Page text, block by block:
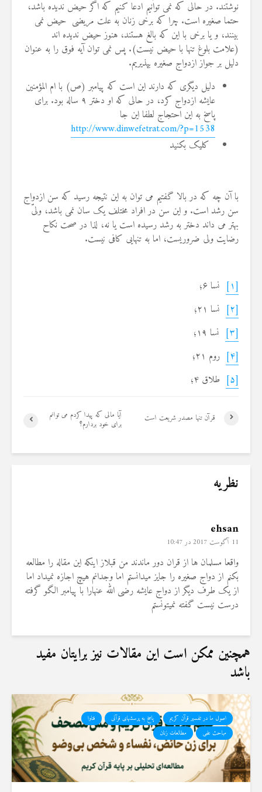
نوشتند. در حالی که نمی توانیم ادعا کنیم که اگر حیض ندیده باشد،
حتما صغیره است. چرا که برخی زنان به علت مریضی حیض نمی
بینند، و یا برخی با این که بالغ هستند، هنوز حیض ندیده اند
(علامت بلوغ تنها با حیض نیست). پس نمی توان آیه فوق را به عنوان
دلیل بر جواز ازدواج صغیره بپذیریم.
دلیل دیگری که دارند این است که پیامبر (ص) با ام المؤمنین
عایشه ازدواج کرد، در حالی که او دختر ۹ ساله بود. برای
پاسخ به این احتجاج لطفا این جا
http://www.dinwefetrat.com/?p=1538
کلیک بکنید
با آن چه که در بالا گفتیم می توان به این نتیجه رسید که سن ازدواج
سن رشد است. و این سن در افراد مختلف یک سان نمی باشد، ولیّ
بهتر می داند دختر به رشد رسیده است یا نه، لذا در صحت نکاح
رضایت ولی ضروریست، اما به تنهایی کافی نیست.
[۱]
نسا ۶؛
[۲]
نسا ۲۱؛
[۳]
نسا ۱۹؛
[۴]
روم ۲۱؛
[۵]
طلاق ۴؛
آیا مالی که پیدا کردم می توانم
برای خود بردارم؟
قرآن تنها مصدر شریعت است
نظریه
ehsan
11 آگوست 2017 در 10:47
واقعا مسلمان ها از قران دور ماندند من قبلاز اینکه این مقاله را مطالعه
بکنم از دواج صغیره را جایز میدانستم اما وجدانم هیچ اجازه نمیداد اما
از یک طرف دیگر از دواج عایشه رضی الله عنهارا با پیامبر الگو گرفته
درست نیست گفته نمیتونستم
همچنین ممکن است این مقالات نیز برایتان مفید
باشد
اصول ما در تفسیر قرآن کریم پاسخ به پرسشهای قرآنی
فتاوا
مباحث علمی
مطالعات زنان